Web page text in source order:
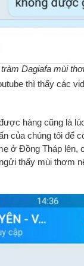
Dagiafa mùi
thì thấy các
hàng cũng là
của chúng tôi để
ở Đồng Tháp lên,
thấy mùi thơm